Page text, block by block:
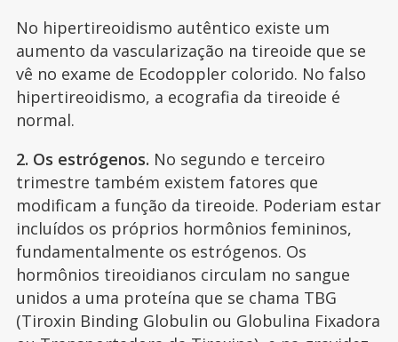
No hipertireoidismo autêntico existe um
aumento da vascularização na tireoide que se
vê no exame de Ecodoppler colorido. No falso
hipertireoidismo, a ecografia da tireoide é
normal.
2. Os estrógenos. No segundo e terceiro
trimestre também existem fatores que
modificam a função da tireoide. Poderiam estar
incluídos os próprios hormônios femininos,
fundamentalmente os estrógenos. Os
hormônios tireoidianos circulam no sangue
unidos a uma proteína que se chama TBG
(Tiroxin Binding Globulin ou Globulina Fixadora